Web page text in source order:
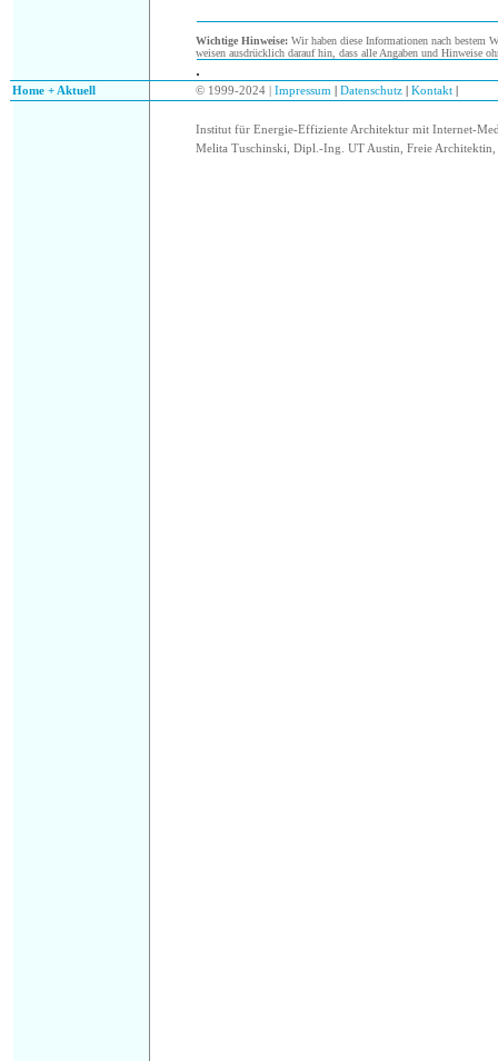
Wichtige Hinweise: Wir haben diese Informationen nach bestem
weisen ausdrücklich darauf hin, dass alle Angaben und Hinweise
.
Home + Aktuell © 1999-2024 | Impressum Datenschutz Kontakt
Institut für Energie-Effiziente Architektur mit Internet-
Melita Tuschinski, Dipl.-Ing. UT Austin, Freie Architektin,